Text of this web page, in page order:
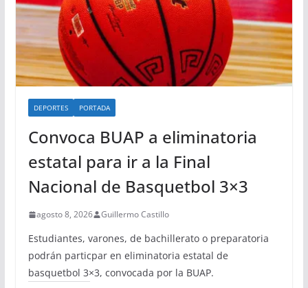
DEPORTES PORTADA
Convoca BUAP a eliminatoria
estatal para ir a la Final
Nacional de Basquetbol 3×3
agosto 8, 2026 Guillermo Castillo
Estudiantes, varones, de bachillerato o preparatoria
podrán particpar en eliminatoria estatal de
basquetbol 3×3, convocada por la BUAP.